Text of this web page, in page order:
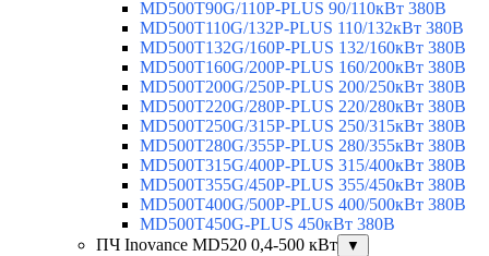
MD500T90G/110P-PLUS 90/110кВт 380В
MD500T110G/132P-PLUS 110/132кВт 380В
MD500T132G/160P-PLUS 132/160кВт 380В
MD500T160G/200P-PLUS 160/200кВт 380В
MD500T200G/250P-PLUS 200/250кВт 380В
MD500T220G/280P-PLUS 220/280кВт 380В
MD500T250G/315P-PLUS 250/315кВт 380В
MD500T280G/355P-PLUS 280/355кВт 380В
MD500T315G/400P-PLUS 315/400кВт 380В
MD500T355G/450P-PLUS 355/450кВт 380В
MD500T400G/500P-PLUS 400/500кВт 380В
MD500T450G-PLUS 450кВт 380В
ПЧ Inovance MD520 0,4-500 кВт
▼